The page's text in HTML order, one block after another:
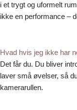
i et trygt og uformelt
ikke en performance –
Hvad hvis jeg ikke har
Det får du. Du bliver
laver små øvelser, så
kamerarullen.